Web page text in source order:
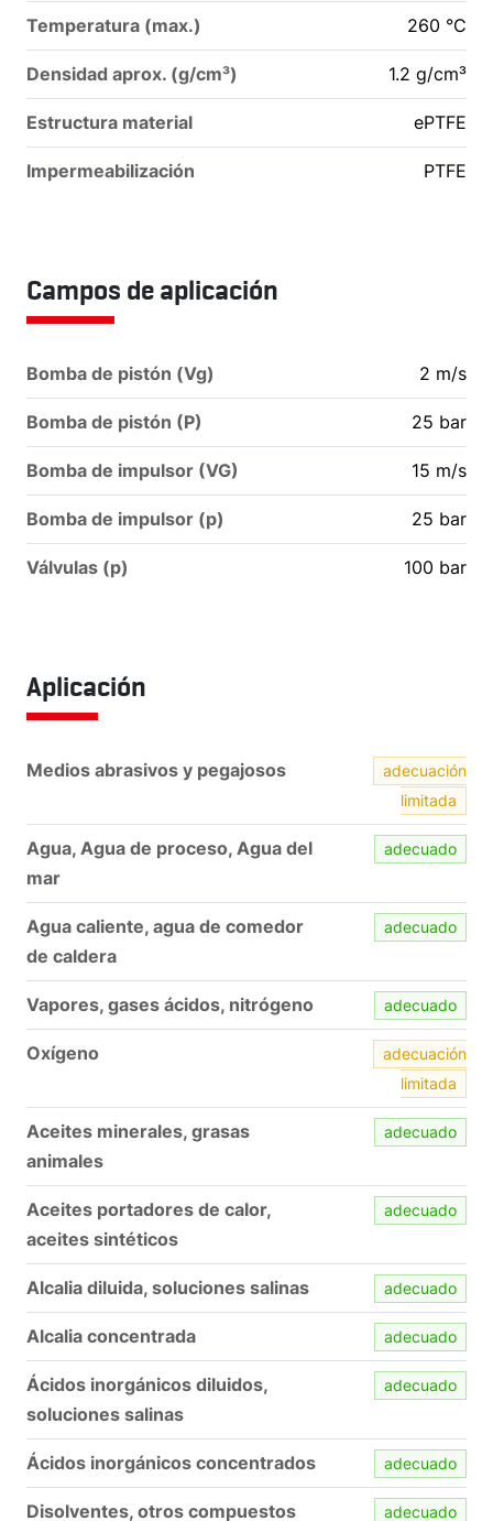
Temperatura (max.) 260 °C
Densidad aprox. (g/cm³) 1.2 g/cm³
Estructura material ePTFE
Impermeabilización PTFE
Campos de aplicación
Bomba de pistón (Vg) 2 m/s
Bomba de pistón (P) 25 bar
Bomba de impulsor (VG) 15 m/s
Bomba de impulsor (p) 25 bar
Válvulas (p) 100 bar
Aplicación
Medios abrasivos y pegajosos
adecuación
limitada
Agua, Agua de proceso, Agua del
mar
adecuado
Agua caliente, agua de comedor
de caldera
adecuado
Vapores, gases ácidos, nitrógeno adecuado
Oxígeno
adecuación
limitada
Aceites minerales, grasas
animales
adecuado
Aceites portadores de calor,
aceites sintéticos
adecuado
Alcalia diluida, soluciones salinas adecuado
Alcalia concentrada adecuado
Ácidos inorgánicos diluidos,
soluciones salinas
adecuado
Ácidos inorgánicos concentrados adecuado
Disolventes, otros compuestos adecuado